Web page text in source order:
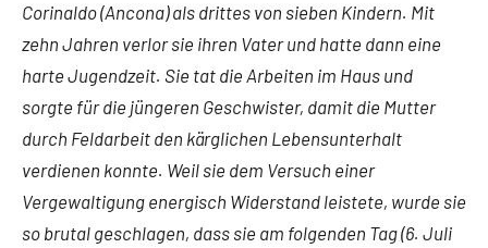
Corinaldo (Ancona) als drittes von sieben Kindern. Mit
zehn Jahren verlor sie ihren Vater und hatte dann eine
harte Jugendzeit. Sie tat die Arbeiten im Haus und
sorgte für die jüngeren Geschwister, damit die Mutter
durch Feldarbeit den kärglichen Lebensunterhalt
verdienen konnte. Weil sie dem Versuch einer
Vergewaltigung energisch Widerstand leistete, wurde sie
so brutal geschlagen, dass sie am folgenden Tag (6. Juli